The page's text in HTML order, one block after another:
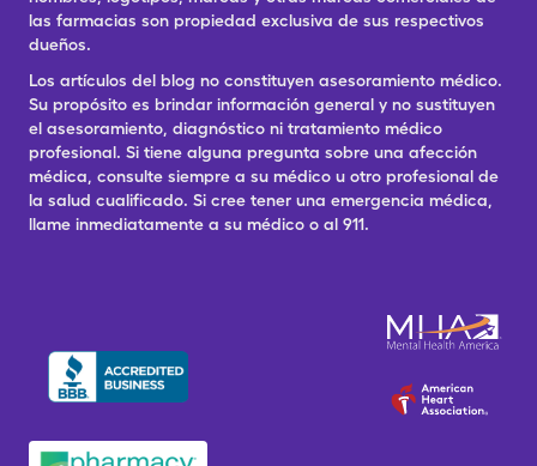
las farmacias son propiedad exclusiva de sus respectivos
dueños.
Los artículos del blog no constituyen asesoramiento médico.
Su propósito es brindar información general y no sustituyen
el asesoramiento, diagnóstico ni tratamiento médico
profesional. Si tiene alguna pregunta sobre una afección
médica, consulte siempre a su médico u otro profesional de
la salud cualificado. Si cree tener una emergencia médica,
llame inmediatamente a su médico o al 911.